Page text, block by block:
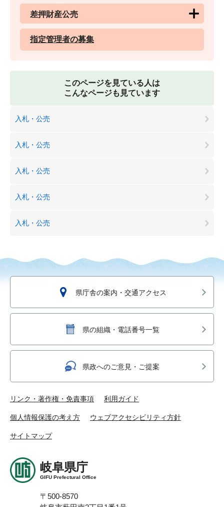
差押財産公売
指定管理者の募集
このページを見ている人は
こんなページも見ています
入札・公売
入札・公売
入札・公売
入札・公売
入札・公売
県庁舎の案内・交通アクセス
県の組織・電話番号一覧
県政へのご意見・ご提案
リンク・著作権・免責事項 利用ガイド
個人情報保護の考え方 ウェブアクセシビリティ方針
サイトマップ
岐阜県庁
GIFU Prefectural Office
〒500-8570